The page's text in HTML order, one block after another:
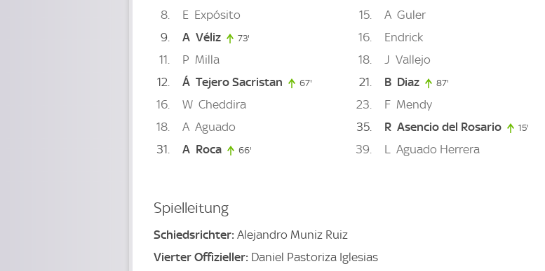
8 E Expósito
9
A Véliz 73'
11 P Milla
12
Á Tejero Sacristan 67'
16 W Cheddira
18
A Aguado
31
A Roca 66'
15 A Guler
16
Endrick
18
J Vallejo
21
B Diaz 87'
23 F Mendy
35
R Asencio del Rosario 15'
39 L Aguado Herrera
Spielleitung
Schiedsrichter: Alejandro Muniz Ruiz
Vierter Offizieller: Daniel Pastoriza Iglesias